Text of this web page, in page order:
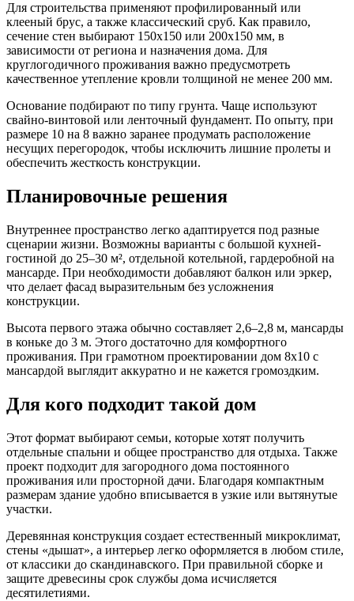
Для строительства применяют профилированный или
клееный брус, а также классический сруб. Как правило,
сечение стен выбирают 150х150 или 200х150 мм, в
зависимости от региона и назначения дома. Для
круглогодичного проживания важно предусмотреть
качественное утепление кровли толщиной не менее 200 мм.
Основание подбирают по типу грунта. Чаще используют
свайно-винтовой или ленточный фундамент. По опыту, при
размере 10 на 8 важно заранее продумать расположение
несущих перегородок, чтобы исключить лишние пролеты и
обеспечить жесткость конструкции.
Планировочные решения
Внутреннее пространство легко адаптируется под разные
сценарии жизни. Возможны варианты с большой кухней-
гостиной до 25–30 м², отдельной котельной, гардеробной на
мансарде. При необходимости добавляют балкон или эркер,
что делает фасад выразительным без усложнения
конструкции.
Высота первого этажа обычно составляет 2,6–2,8 м, мансарды
в коньке до 3 м. Этого достаточно для комфортного
проживания. При грамотном проектировании дом 8х10 с
мансардой выглядит аккуратно и не кажется громоздким.
Для кого подходит такой дом
Этот формат выбирают семьи, которые хотят получить
отдельные спальни и общее пространство для отдыха. Также
проект подходит для загородного дома постоянного
проживания или просторной дачи. Благодаря компактным
размерам здание удобно вписывается в узкие или вытянутые
участки.
Деревянная конструкция создает естественный микроклимат,
стены «дышат», а интерьер легко оформляется в любом стиле,
от классики до скандинавского. При правильной сборке и
защите древесины срок службы дома исчисляется
десятилетиями.